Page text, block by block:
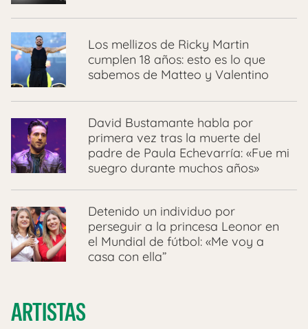
Los mellizos de Ricky Martin
cumplen 18 años: esto es lo que
sabemos de Matteo y Valentino
David Bustamante habla por
primera vez tras la muerte del
padre de Paula Echevarría: «Fue mi
suegro durante muchos años»
Detenido un individuo por
perseguir a la princesa Leonor en
el Mundial de fútbol: «Me voy a
casa con ella”
ARTISTAS